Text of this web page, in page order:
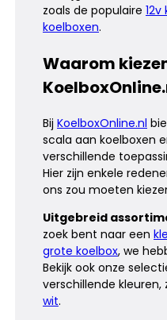
zoals de populaire
koelboxen.
Waarom
Bij KoelboxOnline.nl
scala aan koelboxen
verschillende
Hier zijn enkele
ons zou moeten
Uitgebreid
zoek bent naar een
grote koelbox, we
Bekijk ook onze
verschillende kleuren,
wit.